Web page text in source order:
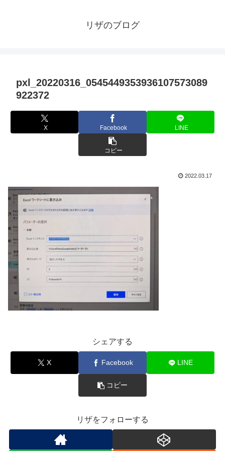
リザのブログ
pxl_20220316_0545449353936107573089
922372
X Facebook LINE
コピー
2022.03.17
シェアする
X Facebook LINE
コピー
リザをフォローする